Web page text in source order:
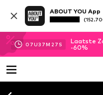
ABOUT YOU App
07U37M 26 S
Laatste
-60%